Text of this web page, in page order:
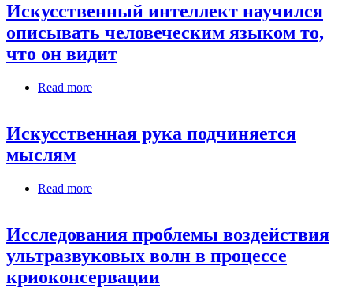
Искусственный интеллект научился
описывать человеческим языком то,
что он видит
Read more
Искусственная рука подчиняется
мыслям
Read more
Исследования проблемы воздействия
ультразвуковых волн в процессе
криоконсервации